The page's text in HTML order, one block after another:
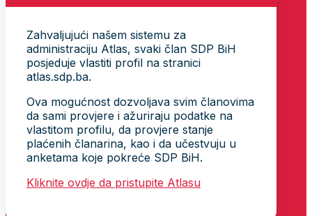
Zahvaljujući našem sistemu za
administraciju Atlas, svaki član SDP BiH
posjeduje vlastiti profil na stranici
atlas.sdp.ba.
Ova mogućnost dozvoljava svim članovima
da sami provjere i ažuriraju podatke na
vlastitom profilu, da provjere stanje
plaćenih članarina, kao i da učestvuju u
anketama koje pokreće SDP BiH.
Kliknite ovdje da pristupite Atlasu